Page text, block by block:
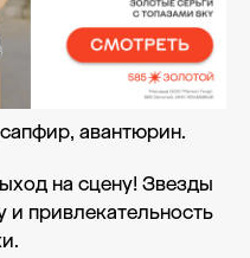
авантюрин.
на сцену! Звезды
привлекательность